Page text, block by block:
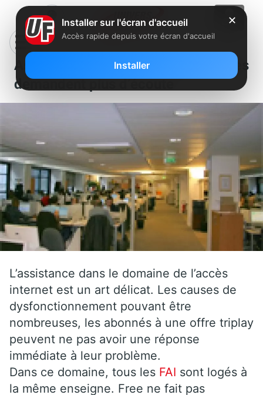
Assistance Free : Les freenautes
demandent plus d’écoute
L’assistance dans le domaine de l’accès
internet est un art délicat. Les causes de
dysfonctionnement pouvant être
nombreuses, les abonnés à une offre triplay
peuvent ne pas avoir une réponse
immédiate à leur problème.
Dans ce domaine, tous les FAI sont logés à
la même enseigne. Free ne fait pas
✕
Installer sur l'écran d'accueil
Accès rapide depuis votre écran d'accueil
Installer